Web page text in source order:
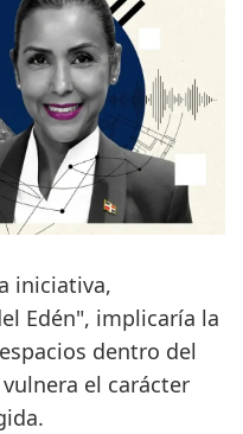
iniciativa,
Edén", implicaría la
dentro del
el carácter